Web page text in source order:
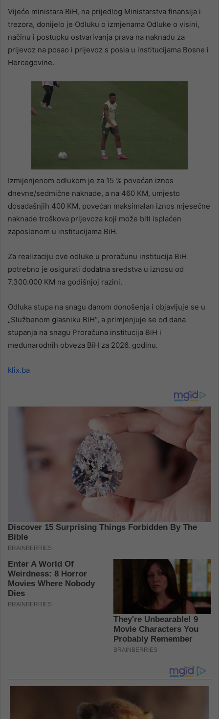
Vijeće ministara BiH, na prijedlog Ministarstva finansija i
trezora, donijelo je Odluku o izmjenama Odluke o visini,
načinu i postupku ostvarivanja prava na naknadu za
prijevoz na posao i prijevoz s posla u institucijama Bosne i
Hercegovine.
Izmijenjenom odlukom je za 15 % povećan iznos
dnevne/sedmične naknade, a na 460 KM, umjesto
dosadašnjih 400 KM, povećan maksimalan iznos mjesečne
naknade troškova prijevoza koji može biti isplaćen
zaposlenom u institucijama BiH.
Za realizaciju ove odluke u proračunu institucija BiH
potrebno je osigurati dodatna sredstva u iznosu od
7.300.000 KM na godišnjoj razini.
Odluka stupa na snagu danom donošenja i objavljuje se u
„Službenom glasniku BiH“, a primjenjuje se od dana
stupanja na snagu Proračuna institucija BiH i
međunarodnih obveza BiH za 2026. godinu.
klix.ba